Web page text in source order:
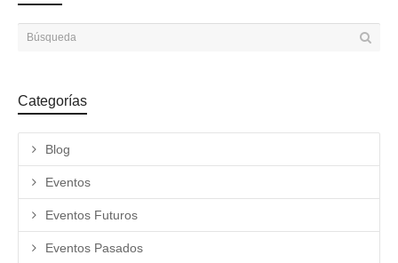
Categorías
Blog
Eventos
Eventos Futuros
Eventos Pasados